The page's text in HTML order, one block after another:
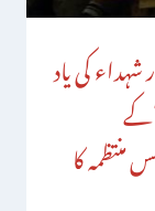
ہزار شہداء کی یاد
کا